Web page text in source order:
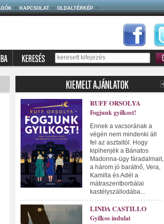
KAPCSOLAT OLDALTÉRKÉP
RUFF ORSOLYA
Fogjunk gyilkost!
Ennek a vacsorának a
végén nem mindenki áll
fel az asztaltól. Hogy
kipihenjék a Bánatos
Madonna-ügy fáradalmait,
a három jó barátnő, Vera,
Kamilla és Adél a
mátraszentborbálai
kastélyszállodába...
LINDA CASTILLO
Gyilkos indulat